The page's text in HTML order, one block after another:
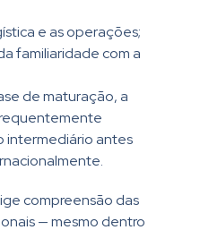
e as operações;
familiaridade com a
de maturação, a
intermediário antes
compreensão das
— mesmo dentro